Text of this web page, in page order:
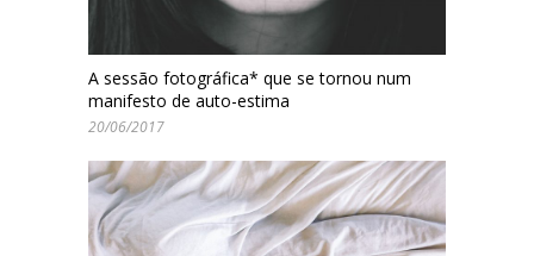
A sessão fotográfica* que se tornou num
manifesto de auto-estima
20/06/2017